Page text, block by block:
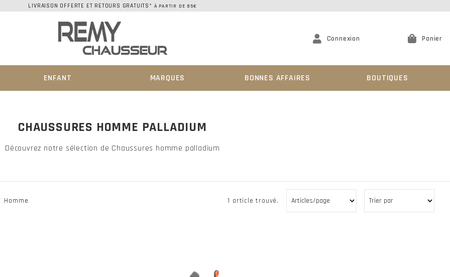
LIVRAISON OFFERTE ET RETOURS GRATUITS* À PARTIR DE 85€
Connexion Panier
ENFANT MARQUES BONNES AFFAIRES BOUTIQUES
CHAUSSURES HOMME PALLADIUM
Découvrez notre sélection de Chaussures homme palladium
Homme 1 article trouvé.